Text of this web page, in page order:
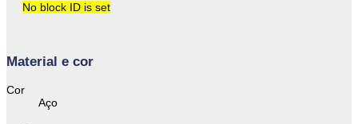
No block ID is set
Material e cor
Cor
Aço